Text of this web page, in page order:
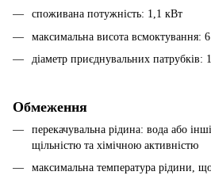
споживана потужність: 1,1 кВт
максимальна висота всмоктування:
діаметр приєднувальних патрубків:
Обмеження
перекачувальна рідина: вода або
щільністю та хімічною активністю
максимальна температура рідини,